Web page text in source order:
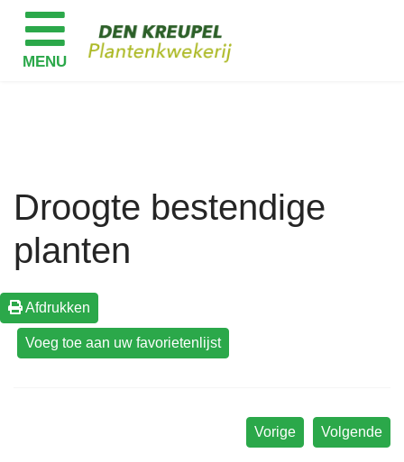
Droogte bestendige
planten
Afdrukken
Volgende
Vorige